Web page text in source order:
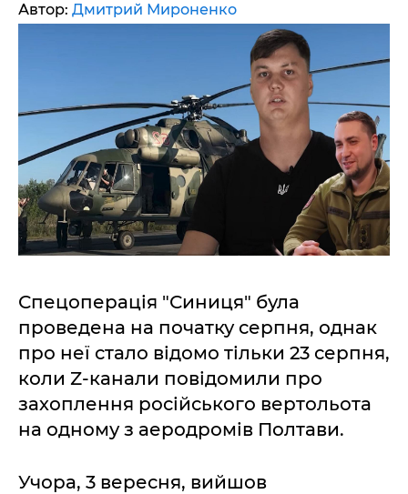
Автор: Дмитрий Мироненко
Спецоперація "Синиця" була
проведена на початку серпня, однак
про неї стало відомо тільки 23 серпня,
коли Z-канали повідомили про
захоплення російського вертольота
на одному з аеродромів Полтави.
Учора, 3 вересня, вийшов